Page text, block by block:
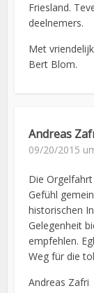
Friesland.
deelnemers.
Met
Bert Blom.
Andreas
09/20/2015
Die
Gefühl
historischen
Gelegenheit
empfehlen.
Weg für die
Andreas Zafri